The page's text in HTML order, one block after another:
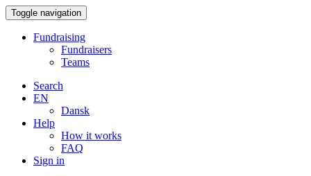
Toggle navigation
Fundraising
Fundraisers
Teams
Search
EN
Dansk
Help
How it works
FAQ
Sign in